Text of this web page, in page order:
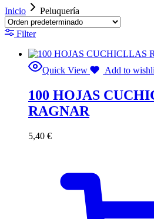
Inicio
Peluquería
Filter
Quick View Add to
100 HOJAS
RAGNAR
5,40 €